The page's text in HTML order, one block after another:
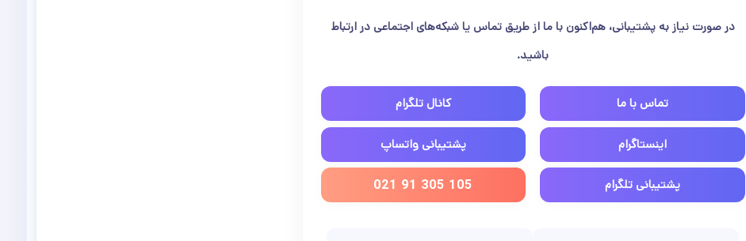
در صورت نیاز به پشتیبانی، هم‌اکنون با ما از طریق تماس یا شبکه‌های اجتماعی در ارتباط
باشید.
تماس با ما کانال تلگرام
اینستاگرام پشتیبانی واتساپ
پشتیبانی تلگرام 021 91 305 105